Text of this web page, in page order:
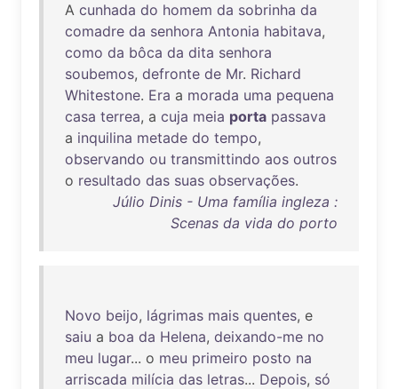
A cunhada do homem da sobrinha da
comadre da senhora Antonia habitava,
como da bôca da dita senhora
soubemos, defronte de Mr. Richard
Whitestone. Era a morada uma pequena
casa terrea, a cuja meia porta passava
a inquilina metade do tempo,
observando ou transmittindo aos outros
o resultado das suas observações.
Júlio Dinis - Uma família ingleza :
Scenas da vida do porto
Novo beijo, lágrimas mais quentes, e
saiu a boa da Helena, deixando-me no
meu lugar... o meu primeiro posto na
arriscada milícia das letras... Depois, só